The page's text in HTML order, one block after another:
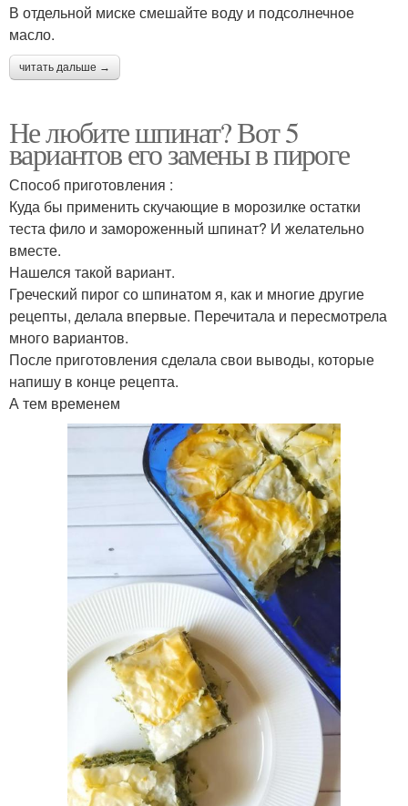
В отдельной миске смешайте воду и подсолнечное
масло.
читать дальше →
Не любите шпинат? Вот 5
вариантов его замены в пироге
Способ приготовления :
Куда бы применить скучающие в морозилке остатки
теста фило и замороженный шпинат? И желательно
вместе.
Нашелся такой вариант.
Греческий пирог со шпинатом я, как и многие другие
рецепты, делала впервые. Перечитала и пересмотрела
много вариантов.
После приготовления сделала свои выводы, которые
напишу в конце рецепта.
А тем временем